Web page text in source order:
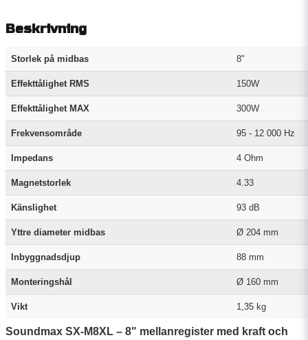
Beskrivning
Storlek på midbas 8"
Effekttålighet RMS 150W
Effekttålighet MAX 300W
Frekvensområde 95 - 12 000 Hz
Impedans 4 Ohm
Magnetstorlek 4.33
Känslighet 93 dB
Yttre diameter midbas Ø 204 mm
Inbyggnadsdjup 88 mm
Monteringshål Ø 160 mm
Vikt 1,35 kg
Soundmax SX-M8XL – 8" mellanregister med kraft och